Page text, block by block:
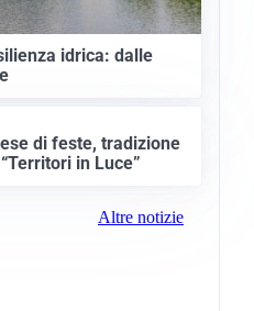
idrica: dalle
di feste, tradizione
in Luce”
Altre notizie